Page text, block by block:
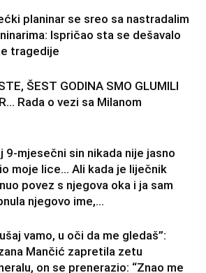
planinar se sreo sa nastradalim
Ispričao sta se dešavalo
tragedije
ŠEST GODINA SMO GLUMILI
Rada o vezi sa Milanom
9-mjesečni sin nikada nije jasno
moje lice… Ali kada je liječnik
povez s njegova oka i ja sam
njegovo ime,...
vamo, u oči da me gledaš”:
Mančić zapretila zetu
on se prenerazio: “Znao me